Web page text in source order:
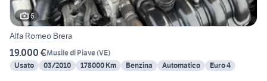
6
Alfa Romeo Brera
19.000 €Musile di Piave(VE)
Usato
03/2010 178000 Km Benzina Automatico Euro 4